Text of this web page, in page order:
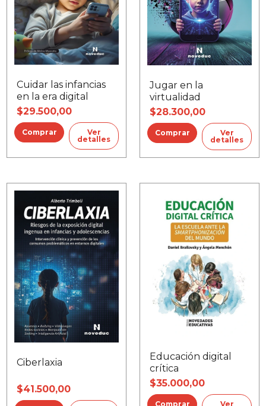
Cuidar las infancias
en la era digital
$29.500,00
Ver
detalles
Jugar en la
virtualidad
$28.300,00
Ver
detalles
Ciberlaxia
$41.500,00
Educación digital
crítica
$35.000,00
Ver